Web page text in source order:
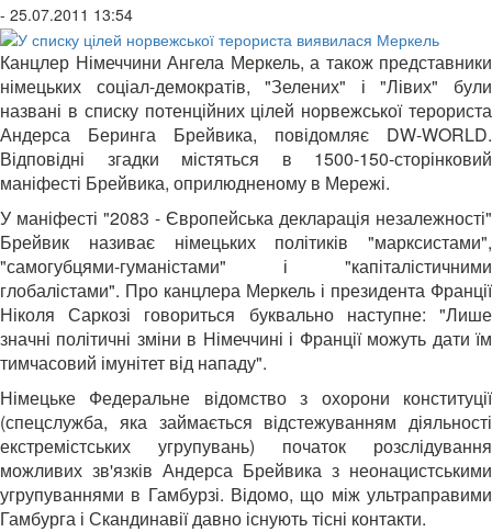
- 25.07.2011 13:54
Канцлер Німеччини Ангела Меркель, а також представники
німецьких соціал-демократів, "Зелених" і "Лівих" були
названі в списку потенційних цілей норвежської терориста
Андерса Беринга Брейвика, повідомляє DW-WORLD.
Відповідні згадки містяться в 1500-150-сторінковий
маніфесті Брейвика, оприлюдненому в Мережі.
У маніфесті "2083 - Європейська декларація незалежності"
Брейвик називає німецьких політиків "марксистами",
"самогубцями-гуманістами" і "капіталістичними
глобалістами". Про канцлера Меркель і президента Франції
Ніколя Саркозі говориться буквально наступне: "Лише
значні політичні зміни в Німеччині і Франції можуть дати їм
тимчасовий імунітет від нападу".
Німецьке Федеральне відомство з охорони конституції
(спецслужба, яка займається відстежуванням діяльності
екстремістських угрупувань) початок розслідування
можливих зв'язків Андерса Брейвика з неонацистськими
угрупуваннями в Гамбурзі. Відомо, що між ультраправими
Гамбурга і Скандинавії давно існують тісні контакти.